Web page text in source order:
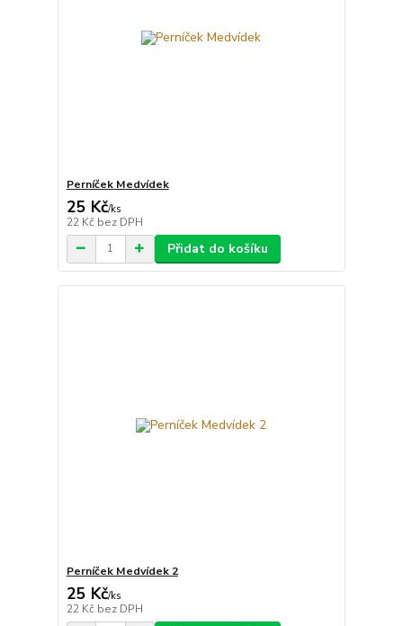
Perníček Medvídek
25 Kč/ks
22 Kč bez DPH
Přidat do košíku
Perníček Medvídek 2
25 Kč/ks
22 Kč bez DPH